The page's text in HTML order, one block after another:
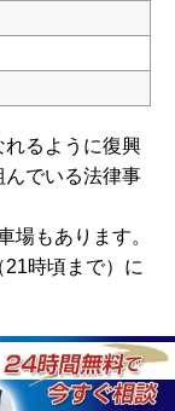
るように復興
でいる法律事
場もあります。
時頃まで）に